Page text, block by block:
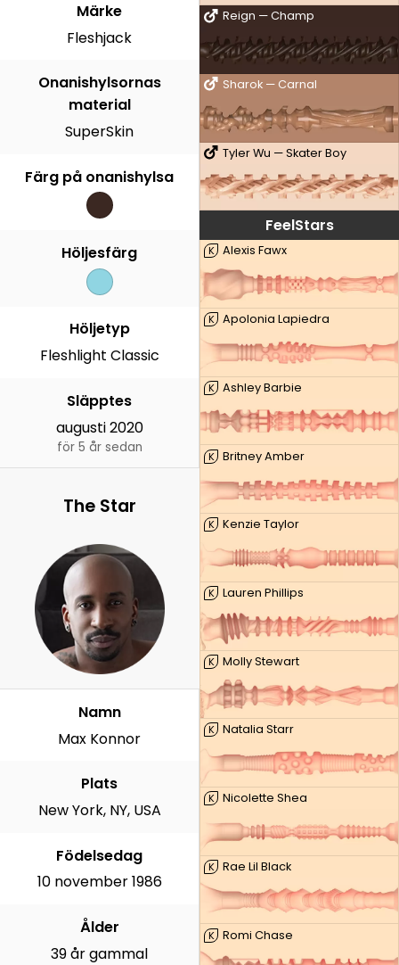
Reign — Champ
Sharok — Carnal
Tyler Wu — Skater Boy
FeelStars
K Alexis Fawx
K Apolonia Lapiedra
K Ashley Barbie
K Britney Amber
K Kenzie Taylor
K Lauren Phillips
K Molly Stewart
K Natalia Starr
K Nicolette Shea
K Rae Lil Black
K Romi Chase
Märke
Fleshjack
Onanishylsornas
material
SuperSkin
Färg på onanishylsa
Höljesfärg
Höljetyp
Fleshlight Classic
Släpptes
augusti 2020
för 5 år sedan
The Star
Namn
Max Konnor
Plats
New York, NY, USA
Födelsedag
10 november 1986
Ålder
39 år gammal